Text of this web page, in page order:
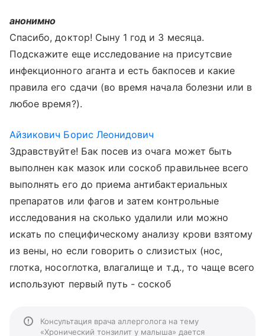
анонимно
Спасибо, доктор! Сыну 1 год и 3 месяца.
Подскажите еще исследование на присутсвие
инфекционного аганта и есть бакпосев и какие
правила его сдачи (во время начала болезни или в
любое время?).
Айзикович Борис Леонидович
Здравствуйте! Бак посев из очага может быть
выполнен как мазок или соскоб правильнее всего
выполнять его до приема антибактериальных
препаратов или фагов и затем контрольные
исследования на сколько удалили или можно
искать по специфическому анализу крови взятому
из вены, но если говорить о слизистых (нос,
глотка, носоглотка, влагалище и т.д., то чаще всего
используют первый путь - соскоб
Консультация врача аллерголога на тему
«Хронический тонзилит у малыша» дается